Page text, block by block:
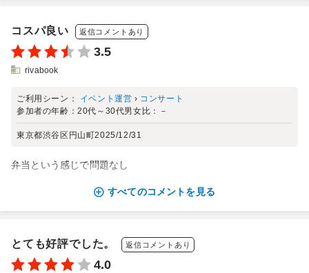
コスパ良い 返信コメントあり
3.5
rivabook
ご利用シーン： イベント運営 › コンサート
参加者の年齢：20代～30代男女比： －
東京都渋谷区円山町2025/12/31
弁当という感じで問題なし
すべてのコメントを見る
とても好評でした。 返信コメントあり
4.0